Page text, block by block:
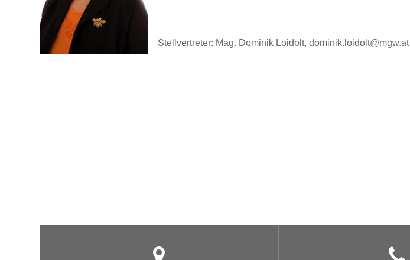
Stellvertreter: Mag. Dominik Loidolt, dominik.loidolt@mgw.at